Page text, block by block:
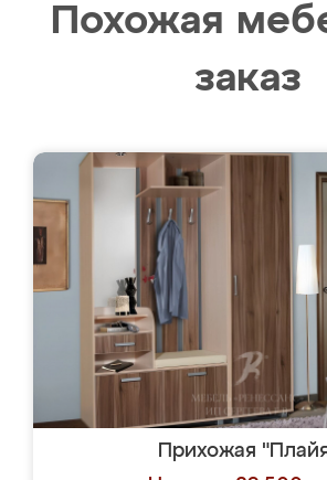
Похожая
заказ
Прихожая